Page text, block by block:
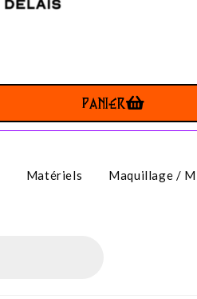
PANIER
Matériels Maquillage /